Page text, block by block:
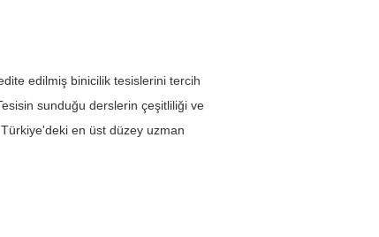
edilmiş binicilik tesislerini tercih
sunduğu derslerin çeşitliliği ve
en üst düzey uzman